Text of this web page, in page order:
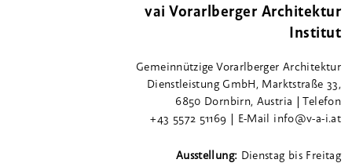
vai Vorarlberger Architektur
Institut
Gemeinnützige Vorarlberger Architektur
Dienstleistung GmbH, Marktstraße 33,
6850 Dornbirn, Austria | Telefon
+43 5572 51169 | E-Mail info@v-a-i.at
Ausstellung: Dienstag bis Freitag